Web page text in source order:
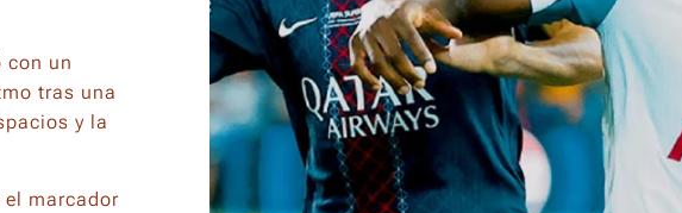
con un
tras una
y la
el marcador